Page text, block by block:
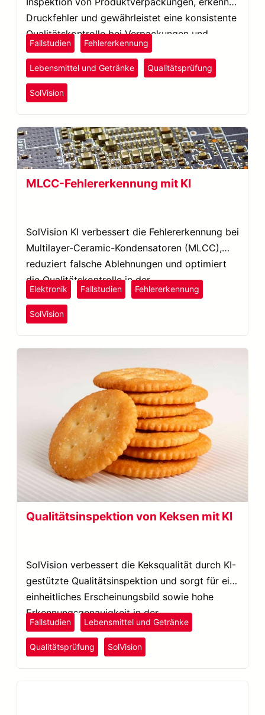
Druckfehler und gewährleistet eine konsistente
Qualitätskontrolle bei Verpackungen und
Etikettierungen.
Fallstudien Fehlererkennung
Lebensmittel und Getränke Qualitätsprüfung
SolVision
MLCC-Fehlererkennung mit KI
SolVision KI verbessert die Fehlererkennung bei
Multilayer-Ceramic-Kondensatoren (MLCC),
reduziert falsche Ablehnungen und optimiert
die Qualitätskontrolle in der
Elektronikproduktion.
Elektronik Fallstudien Fehlererkennung
SolVision
Qualitätsinspektion von Keksen mit KI
SolVision verbessert die Keksqualität durch KI-
gestützte Qualitätsinspektion und sorgt für ein
einheitliches Erscheinungsbild sowie hohe
Erkennungsgenauigkeit in der
Snackproduktion.
Fallstudien Lebensmittel und Getränke
Qualitätsprüfung SolVision